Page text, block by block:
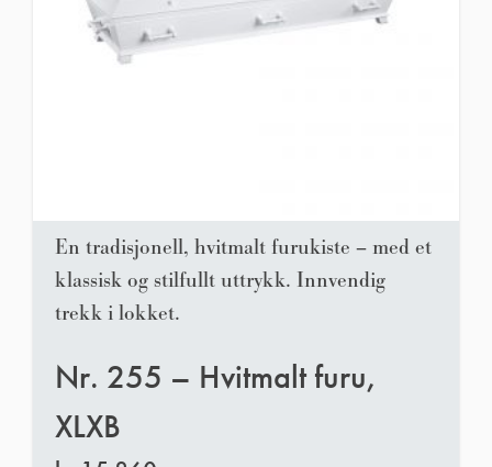
En tradisjonell, hvitmalt furukiste – med et
klassisk og stilfullt uttrykk. Innvendig
trekk i lokket.
Nr. 255 – Hvitmalt furu,
XLXB